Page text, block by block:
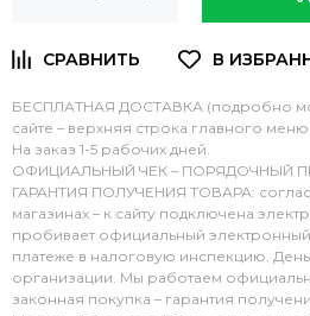
БЕСПЛАТНАЯ ДОСТАВКА (подробно
сайте – верхняя строка главного
На заказ 1-5 рабочих дней.
ОФИЦИАЛЬНЫЙ ЧЕК – ПОРЯДОЧНЫЙ
ГАРАНТИЯ ПОЛУЧЕНИЯ ТОВАРА:
магазинах – к сайту подключена
пробивает официальный
платеже в налоговую инспекцию.
организации. Мы работаем
законная покупка – гарантия